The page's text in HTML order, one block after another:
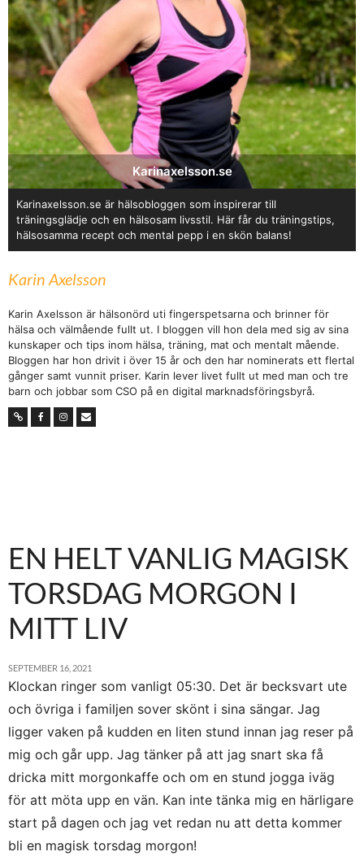
Karinaxelsson.se
Karinaxelsson.se är hälsobloggen som inspirerar till
träningsglädje och en hälsosam livsstil. Här får du träningstips,
hälsosamma recept och mental pepp i en skön balans!
Karin Axelsson
Karin Axelsson är hälsonörd uti fingerspetsarna och brinner för
hälsa och välmående fullt ut. I bloggen vill hon dela med sig av sina
kunskaper och tips inom hälsa, träning, mat och mentalt mående.
Bloggen har hon drivit i över 15 år och den har nominerats ett flertal
gånger samt vunnit priser. Karin lever livet fullt ut med man och tre
barn och jobbar som CSO på en digital marknadsföringsbyrå.
EN HELT VANLIG MAGISK
TORSDAG MORGON I
MITT LIV
SEPTEMBER 16, 2021
Klockan ringer som vanligt 05:30. Det är becksvart ute
och övriga i familjen sover skönt i sina sängar. Jag
ligger vaken på kudden en liten stund innan jag reser på
mig och går upp. Jag tänker på att jag snart ska få
dricka mitt morgonkaffe och om en stund jogga iväg
för att möta upp en vän. Kan inte tänka mig en härligare
start på dagen och jag vet redan nu att detta kommer
bli en magisk torsdag morgon!